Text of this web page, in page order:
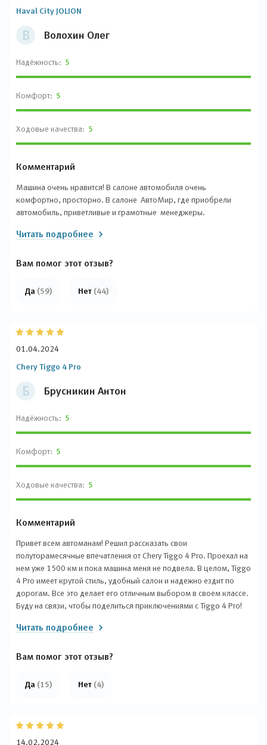
В Волохин Олег
Haval City JOLION
Надёжность: 5
Комфорт: 5
Ходовые качества: 5
Комментарий
Машина очень нравится! В салоне автомобиля очень
комфортно, просторно. В салоне АвтоМир, где приобрели
автомобиль, приветливые и грамотные менеджеры.
Читать подробнее
Вам помог этот отзыв?
Да (59) Нет (44)
Б Брусникин Антон
Chery Tiggo 4 Pro
01.04.2024
Надёжность: 5
Комфорт: 5
Ходовые качества: 5
Комментарий
Привет всем автоманам! Решил рассказать свои
полуторамесячные впечатления от Chery Tiggo 4 Pro. Проехал на
нем уже 1500 км и пока машина меня не подвела. В целом, Tiggo
4 Pro имеет крутой стиль, удобный салон и надежно ездит по
дорогам. Все это делает его отличным выбором в своем классе.
Буду на связи, чтобы поделиться приключениями с Tiggo 4 Pro!
Читать подробнее
Вам помог этот отзыв?
Да (15) Нет (4)
14.02.2024